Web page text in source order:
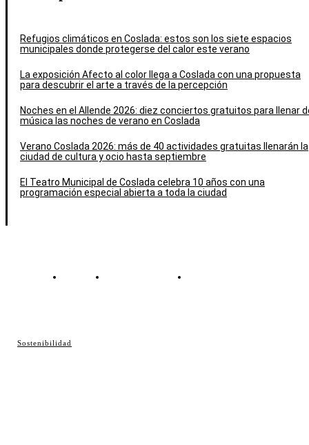
Sostenibilidad
Refugios climáticos en Coslada: estos son los siete espacios
municipales donde protegerse del calor este verano
La exposición Afecto al color llega a Coslada con una propuesta
para descubrir el arte a través de la percepción
Noches en el Allende 2026: diez conciertos gratuitos para llenar
música las noches de verano en Coslada
Verano Coslada 2026: más de 40 actividades gratuitas llenarán la
ciudad de cultura y ocio hasta septiembre
El Teatro Municipal de Coslada celebra 10 años con una
programación especial abierta a toda la ciudad
Contacto Política de cookies